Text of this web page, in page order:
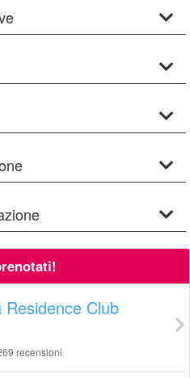
Club
recensioni